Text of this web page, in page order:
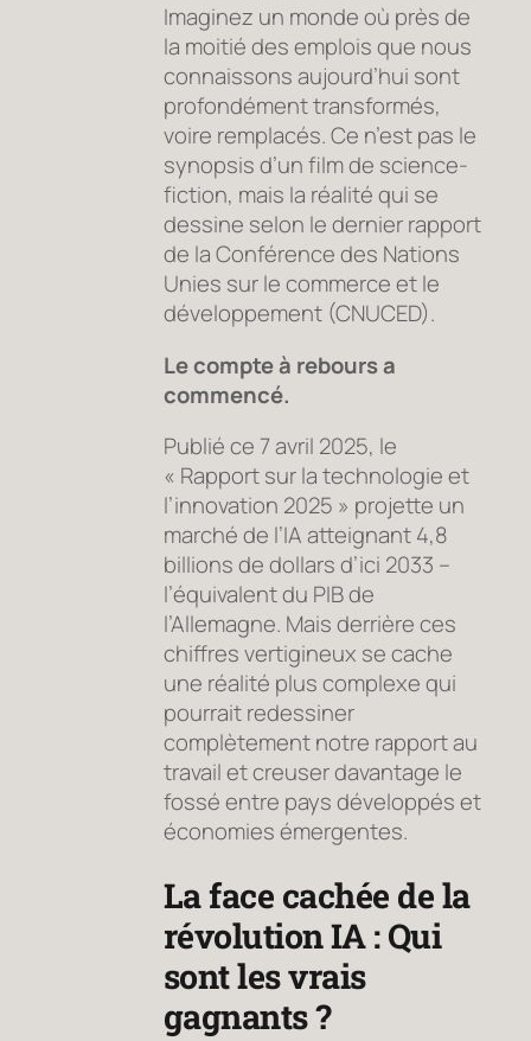
Imaginez un monde où près de
la moitié des emplois que nous
connaissons aujourd’hui sont
profondément transformés,
voire remplacés. Ce n’est pas le
synopsis d’un film de science-
fiction, mais la réalité qui se
dessine selon le dernier rapport
de la Conférence des Nations
Unies sur le commerce et le
développement (CNUCED).
Le compte à rebours a
commencé.
Publié ce 7 avril 2025, le
« Rapport sur la technologie et
l’innovation 2025 » projette un
marché de l’IA atteignant 4,8
billions de dollars d’ici 2033 –
l’équivalent du PIB de
l’Allemagne. Mais derrière ces
chiffres vertigineux se cache
une réalité plus complexe qui
pourrait redessiner
complètement notre rapport au
travail et creuser davantage le
fossé entre pays développés et
économies émergentes.
La face cachée de la
révolution IA : Qui
sont les vrais
gagnants ?